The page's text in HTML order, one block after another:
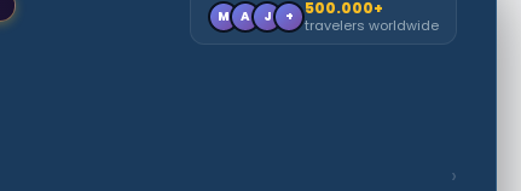
M A J + 500.000+
travelers worldwide
›